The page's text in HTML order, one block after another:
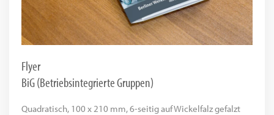
Flyer
BiG (Betriebsintegrierte Gruppen)
Quadratisch, 100 x 210 mm, 6-seitig auf Wickelfalz gefalzt